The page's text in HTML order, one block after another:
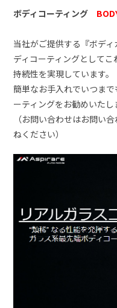
ボディコーティング
当社がご提供する『ボデ
ディコーティングとして
持続性を実現しています。
簡単なお手入れでいつま
ーティングをお勧めいたし
（お問い合わせはお問い
ねください）